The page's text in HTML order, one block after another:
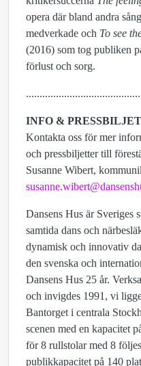
opera där bland andra
medverkade och To see
(2016) som tog publiken
förlust och sorg.
INFO &
Kontakta oss för mer
och pressbiljetter till
Susanne Wibert,
Dansens Hus är Sveriges
samtida dans och
dynamisk och innovativ
den svenska och
Dansens Hus 25 år.
och invigdes 1991, vi
Bantorget i centrala
scenen med en kapacitet
för 8 rullstolar med 8
publikkapacitet på 140